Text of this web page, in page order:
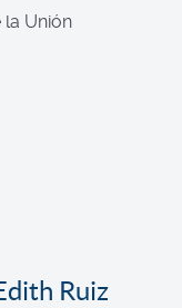
la Unión
Ruiz